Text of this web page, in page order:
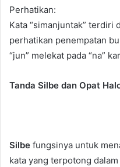
Perhatikan:
Kata “simanjuntak” terdiri
perhatikan penempatan
“jun” melekat pada “na”
Tanda Silbe dan Opat
Silbe fungsinya untuk
kata yang terpotong